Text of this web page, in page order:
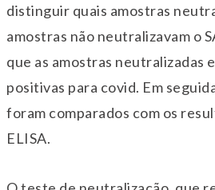
distinguir quais amostras
amostras não neutralizavam o
que as amostras neutralizadas
positivas para covid. Em
foram comparados com os
ELISA.